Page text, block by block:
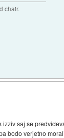
chair.
saj se
bodo verjetno